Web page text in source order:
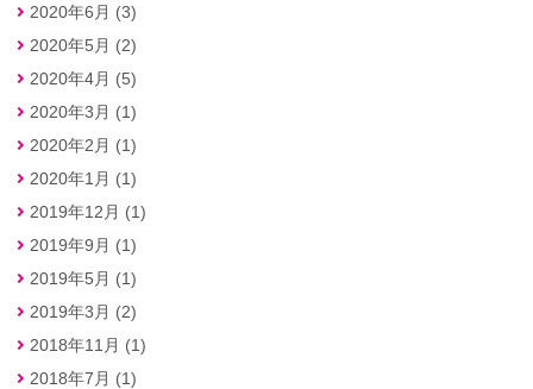
2020年6月 (3)
2020年5月 (2)
2020年4月 (5)
2020年3月 (1)
2020年2月 (1)
2020年1月 (1)
2019年12月 (1)
2019年9月 (1)
2019年5月 (1)
2019年3月 (2)
2018年11月 (1)
2018年7月 (1)